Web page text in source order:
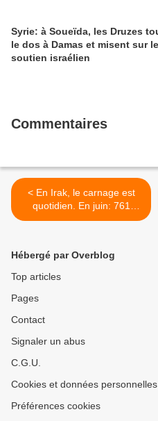
Syrie: à Soueïda, les Druzes
le dos à Damas et misent sur le
soutien israélien
Commentaires
< En Irak, le carnage est
quotidien. En juin: 761
Irakiens tués et 1 771
Hébergé par Overblog
Top articles
Pages
Contact
Signaler un abus
C.G.U.
Cookies et données personnelles
Préférences cookies